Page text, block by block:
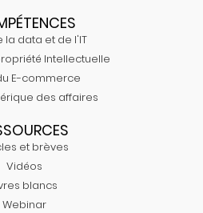
la data et de l'IT
Intellectuelle
E-commerce
des affaires
et brèves
Vidéos
blancs
Webinar